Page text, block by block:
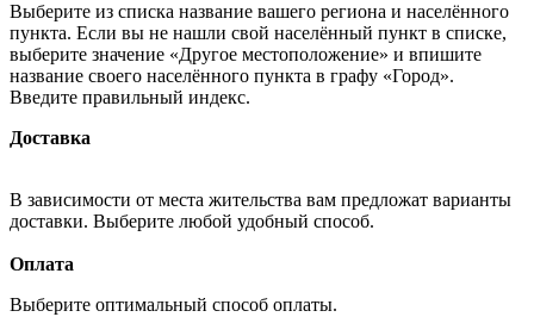
Выберите из списка название вашего региона и населённого
пункта. Если вы не нашли свой населённый пункт в списке,
выберите значение «Другое местоположение» и впишите
название своего населённого пункта в графу «Город».
Введите правильный индекс.
Доставка
В зависимости от места жительства вам предложат варианты
доставки. Выберите любой удобный способ.
Оплата
Выберите оптимальный способ оплаты.